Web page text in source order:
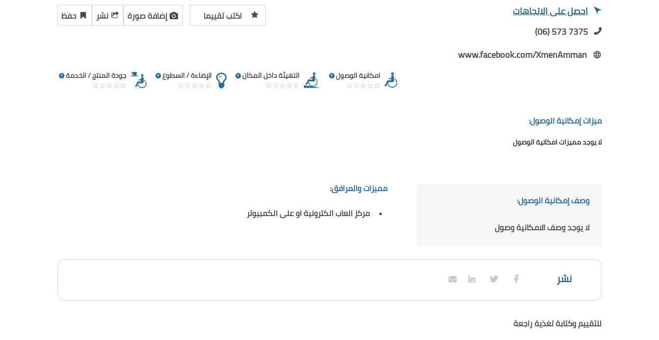
احصل على الاتجاهات
اكتب تقييما إضافة صورة نشر حفظ
(06) 573 7375
www.facebook.com/XmenAmman
امكانية الوصول التهيئة داخل المكان الإضاءة / السطوع جودة المنتج / الخدمة
ميزات إمكانية الوصول:
لا يوجد مميزات امكانية الوصول
وصف إمكانية الوصول:
لا يوجد وصف الامكانية وصول
مميزات والمرافق:
مركز العاب الكترونية او على الكمبيوتر
نشر
للتقييم وكتابة تغذية راجعة